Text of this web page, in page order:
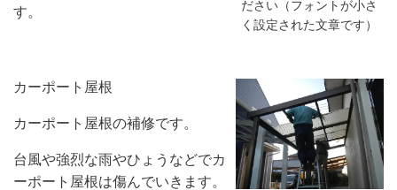
ださい（フォントが小さ
く設定された文章です）
す。
カーポート屋根
カーポート屋根の補修です。
台風や強烈な雨やひょうなどでカ
ーポート屋根は傷んでいきます。